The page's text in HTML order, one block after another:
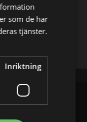
E-postadress
som de har
tjänster.
Inriktning